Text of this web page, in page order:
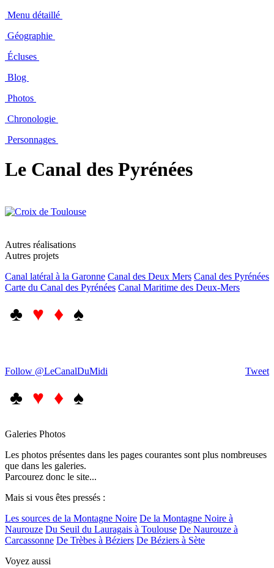
Menu détaillé
Géographie
Écluses
Blog
Photos
Chronologie
Personnages
Le Canal des Pyrénées
Autres réalisations
Autres projets
Canal latéral à la Garonne Canal des Deux Mers Canal des Pyrénées
Carte du Canal des Pyrénées Canal Maritime des Deux-Mers
♣ ♥ ♦ ♠
Tweet
Follow @LeCanalDuMidi
♣ ♥ ♦ ♠
Galeries Photos
Les photos présentes dans les pages courantes sont plus nombreuses
que dans les galeries.
Parcourez donc le site...
Mais si vous êtes pressés :
Les sources de la Montagne Noire De la Montagne Noire à
Naurouze Du Seuil du Lauragais à Toulouse De Naurouze à
Carcassonne De Trèbes à Béziers De Béziers à Sète
Voyez aussi